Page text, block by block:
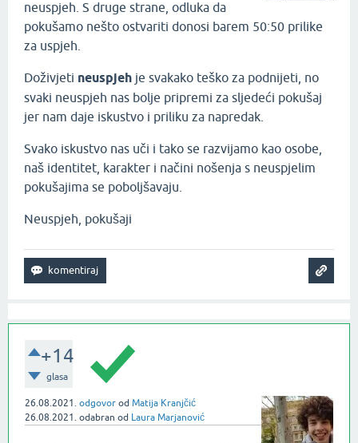
neuspjeh. S druge strane, odluka da
pokušamo nešto ostvariti donosi barem 50:50 prilike
za uspjeh.
Doživjeti neuspjeh je svakako teško za podnijeti, no
svaki neuspjeh nas bolje pripremi za sljedeći pokušaj
jer nam daje iskustvo i priliku za napredak.
Svako iskustvo nas uči i tako se razvijamo kao osobe,
naš identitet, karakter i načini nošenja s neuspjelim
pokušajima se poboljšavaju.
Neuspjeh, pokušaji
+14
glasa
26.08.2021. odgovor od Matija Kranjčić
26.08.2021. odabran od Laura Marjanović